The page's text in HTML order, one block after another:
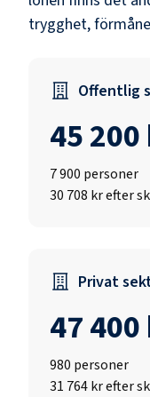
trygghet,
Offentlig
45
7 900 personer
30 708 kr efter
Privat
47
980 personer
31 764 kr efter